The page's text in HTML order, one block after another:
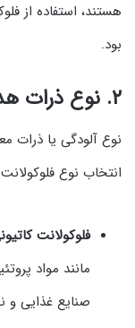
هستند، استفاده از
بود.
۲. نوع ذرات هدف
نوع آلودگی یا ذرات
انتخاب نوع
فلوکولانت
مانند مواد
صنایع غذایی